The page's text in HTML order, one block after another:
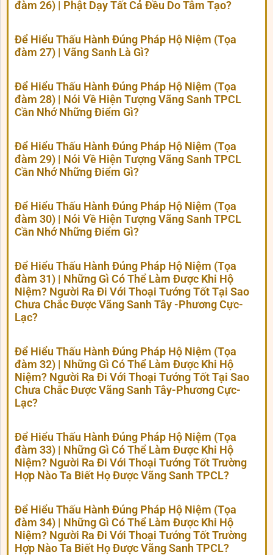
đàm 26) | Phật Dạy Tất Cả Đều Do Tâm Tạo?
Để Hiểu Thấu Hành Đúng Pháp Hộ Niệm (Tọa
đàm 27) | Vãng Sanh Là Gì?
Để Hiểu Thấu Hành Đúng Pháp Hộ Niệm (Tọa
đàm 28) | Nói Về Hiện Tượng Vãng Sanh TPCL
Cần Nhớ Những Điểm Gì?
Để Hiểu Thấu Hành Đúng Pháp Hộ Niệm (Tọa
đàm 29) | Nói Về Hiện Tượng Vãng Sanh TPCL
Cần Nhớ Những Điểm Gì?
Để Hiểu Thấu Hành Đúng Pháp Hộ Niệm (Tọa
đàm 30) | Nói Về Hiện Tượng Vãng Sanh TPCL
Cần Nhớ Những Điểm Gì?
Để Hiểu Thấu Hành Đúng Pháp Hộ Niệm (Tọa
đàm 31) | Những Gì Có Thể Làm Được Khi Hộ
Niệm? Người Ra Đi Với Thoại Tướng Tốt Tại Sao
Chưa Chắc Được Vãng Sanh Tây -Phương Cực-
Lạc?
Để Hiểu Thấu Hành Đúng Pháp Hộ Niệm (Tọa
đàm 32) | Những Gì Có Thể Làm Được Khi Hộ
Niệm? Người Ra Đi Với Thoại Tướng Tốt Tại Sao
Chưa Chắc Được Vãng Sanh Tây-Phương Cực-
Lạc?
Để Hiểu Thấu Hành Đúng Pháp Hộ Niệm (Tọa
đàm 33) | Những Gì Có Thể Làm Được Khi Hộ
Niệm? Người Ra Đi Với Thoại Tướng Tốt Trường
Hợp Nào Ta Biết Họ Được Vãng Sanh TPCL?
Để Hiểu Thấu Hành Đúng Pháp Hộ Niệm (Tọa
đàm 34) | Những Gì Có Thể Làm Được Khi Hộ
Niệm? Người Ra Đi Với Thoại Tướng Tốt Trường
Hợp Nào Ta Biết Họ Được Vãng Sanh TPCL?